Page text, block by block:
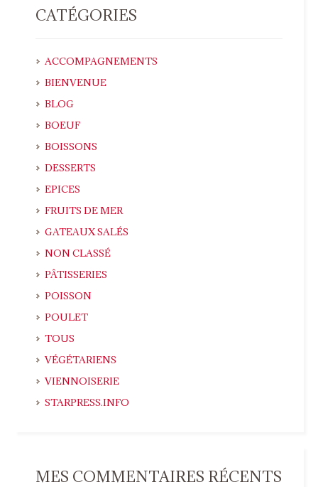
CATÉGORIES
ACCOMPAGNEMENTS
BIENVENUE
BLOG
BOEUF
BOISSONS
DESSERTS
EPICES
FRUITS DE MER
GATEAUX SALÉS
NON CLASSÉ
PÂTISSERIES
POISSON
POULET
TOUS
VÉGÉTARIENS
VIENNOISERIE
STARPRESS.INFO
MES COMMENTAIRES RÉCENTS